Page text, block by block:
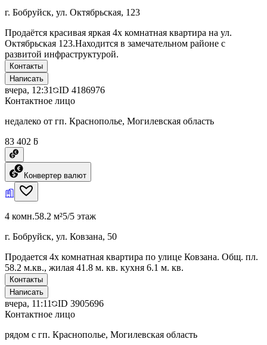
г. Бобруйск, ул. Октябрьская, 123
Продаётся красивая яркая 4х комнатная квартира на ул.
Октябрьская 123.Находится в замечательном районе с
развитой инфраструктурой.
Контакты
Написать
вчера, 12:31 ID 4186976
Контактное лицо
недалеко от гп. Краснополье, Могилевская область
83 402 ƃ
Конвертер валют
4 комн.58.2 м²5/5 этаж
г. Бобруйск, ул. Ковзана, 50
Продается 4х комнатная квартира по улице Ковзана. Общ. пл.
58.2 м.кв., жилая 41.8 м. кв. кухня 6.1 м. кв.
Контакты
Написать
вчера, 11:11 ID 3905696
Контактное лицо
рядом с гп. Краснополье, Могилевская область